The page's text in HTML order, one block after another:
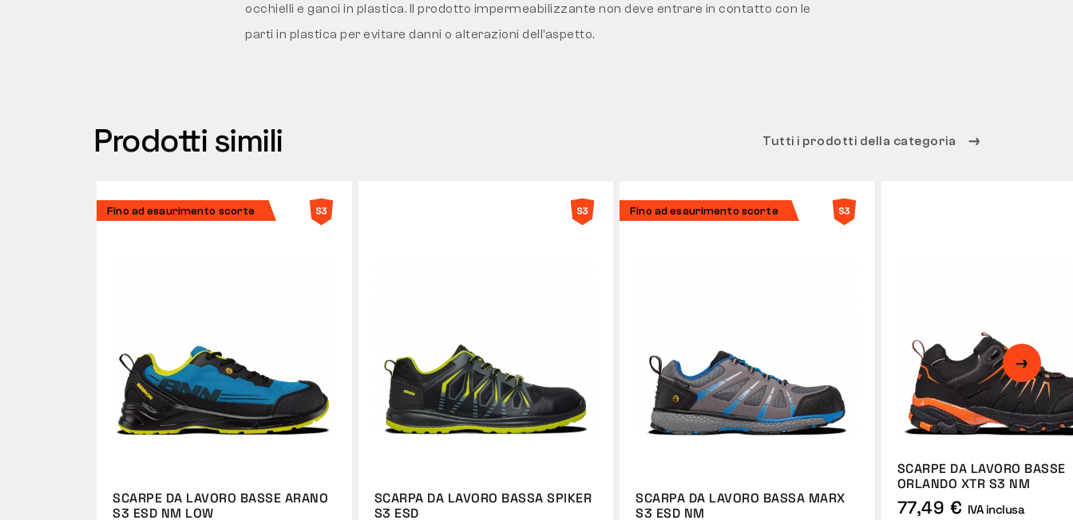
occhielli e ganci in plastica. Il prodotto impermeabilizzante non deve entrare in contatto con le
parti in plastica per evitare danni o alterazioni dell’aspetto.
Prodotti simili Tutti i prodotti della categoria
Fino ad esaurimento scorte
SCARPE DA LAVORO BASSE ARANO
S3 ESD NM LOW
SCARPA DA LAVORO BASSA SPIKER
S3 ESD
Fino ad esaurimento scorte
SCARPA DA LAVORO BASSA MARX
S3 ESD NM
SCARPE DA LAVORO BASSE
ORLANDO XTR S3 NM
77,49 € IVA inclusa